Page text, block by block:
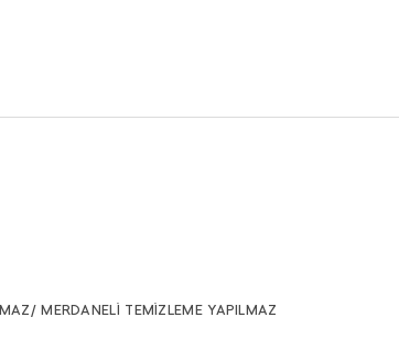
MERDANELİ TEMİZLEME YAPILMAZ